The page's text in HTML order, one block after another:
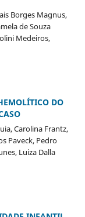
Borges Magnus,
de Souza
Medeiros,
DO
Carolina Frantz,
Paveck, Pedro
Luiza Dalla